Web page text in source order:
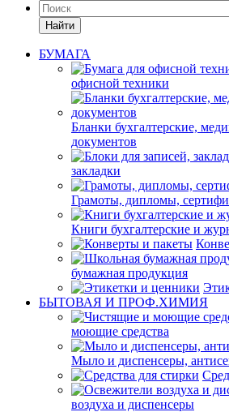
Найти
БУМАГА
офисной техники
Бланки бухгалтерские,
документов
закладки
Грамоты, дипломы,
Книги бухгалтерские и
бумажная продукция
БЫТОВАЯ И ПРОФ.ХИМИЯ
моющие средства
Мыло и диспенсеры,
воздуха и диспенсеры